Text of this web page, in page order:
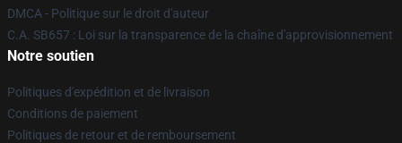
DMCA - Politique sur le droit d'auteur
C.A. SB657 : Loi sur la transparence de la chaîne d'approvisionnement
Notre soutien
Politiques d'expédition et de livraison
Conditions de paiement
Politiques de retour et de remboursement